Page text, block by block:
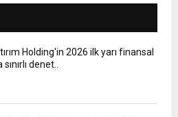
Holding'in 2026 ilk yarı finansal
denet..